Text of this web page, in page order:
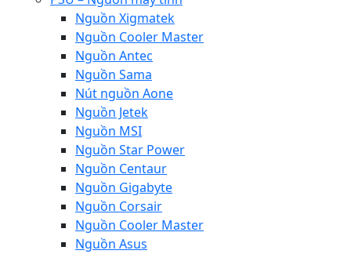
Nguồn Xigmatek
Nguồn Cooler Master
Nguồn Antec
Nguồn Sama
Nút nguồn Aone
Nguồn Jetek
Nguồn MSI
Nguồn Star Power
Nguồn Centaur
Nguồn Gigabyte
Nguồn Corsair
Nguồn Cooler Master
Nguồn Asus